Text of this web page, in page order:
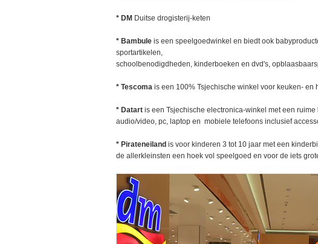
* DM Duitse drogisterij-keten
* Bambule is een speelgoedwinkel en biedt ook
sportartikelen,
schoolbenodigdheden, kinderboeken en dvd's,
* Tescoma is een 100% Tsjechische winkel voor keuken- en
* Datart is een Tsjechische electronica-winkel met een
audio/video, pc, laptop en mobiele telefoons inclusief
* Pirateneiland is voor kinderen 3 tot 10 jaar met een
de allerkleinsten een hoek vol speelgoed en voor de iets